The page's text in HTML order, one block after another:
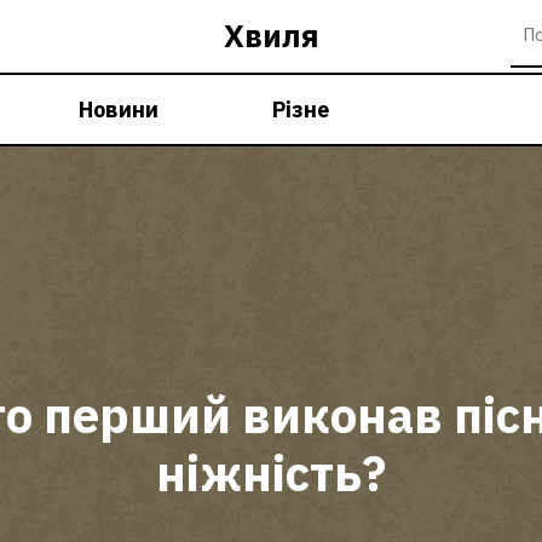
Хвиля
Новини Різне
перший виконав
ніжність?